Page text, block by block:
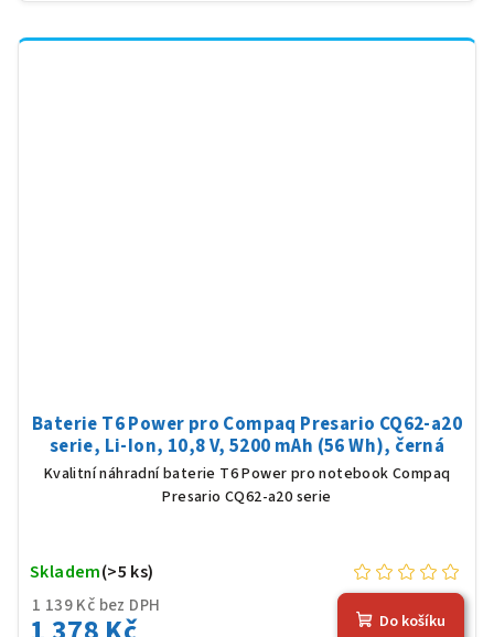
Baterie T6 Power pro Compaq Presario CQ62-a20
serie, Li-Ion, 10,8 V, 5200 mAh (56 Wh), černá
Kvalitní náhradní baterie T6 Power pro notebook Compaq
Presario CQ62-a20 serie
1 139 Kč bez DPH
Skladem(>5 ks)
Do košíku